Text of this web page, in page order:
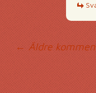
← Äldre